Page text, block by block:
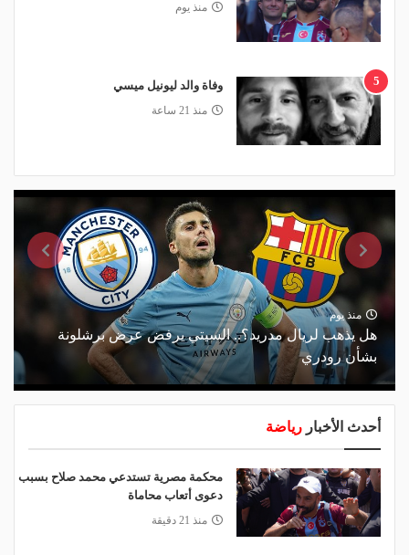
منذ يوم
5 وفاة والد ليونيل ميسي
منذ 21 ساعة
منذ يوم
هل يذهب لريال مدريد؟.. السيتي يرفض عرض برشلونة
بشأن رودري
أحدث الأخبار رياضة
محكمة مصرية تستدعي محمد صلاح بسبب
دعوى أتعاب محاماة
منذ 21 دقيقة